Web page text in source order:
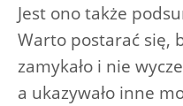
Jest ono także
Warto postarać się,
zamykało i nie
a ukazywało inne